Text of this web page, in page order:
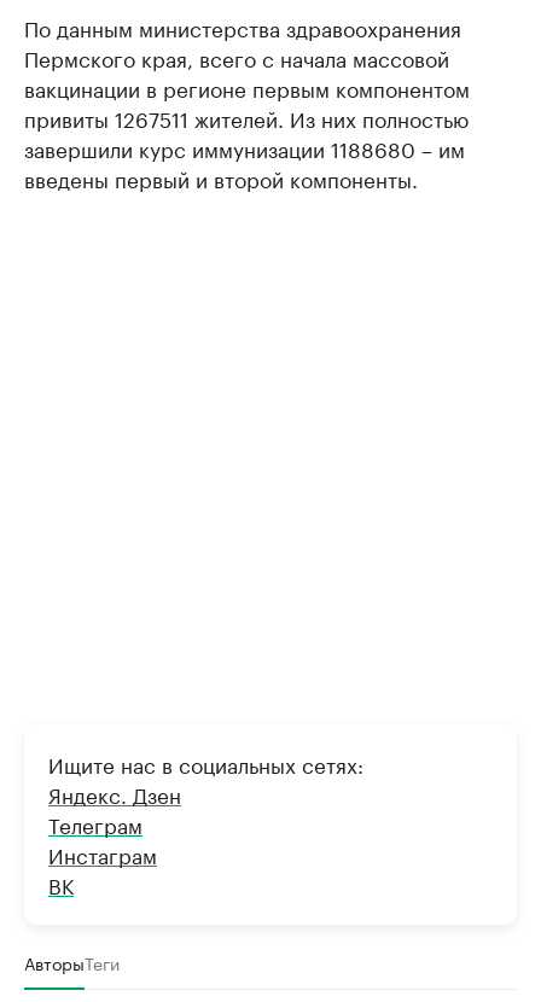
По данным министерства здравоохранения
Пермского края, всего с начала массовой
вакцинации в регионе первым компонентом
привиты 1267511 жителей. Из них полностью
завершили курс иммунизации 1188680 – им
введены первый и второй компоненты.
Ищите нас в социальных сетях:
Яндекс. Дзен
Телеграм
Инстаграм
ВК
АвторыТеги